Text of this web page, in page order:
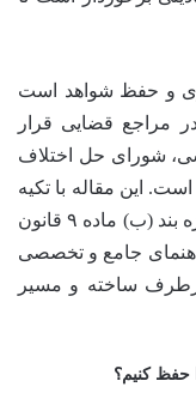
و حفظ شواهد است
مراجع قضایی قرار
شورای حل اختلاف
این مقاله با تکیه
بر تحلیل دقیق مواد قانونی مربوطه، به ویژه بند (ب) ماده ۹ قانون
جامع و تخصصی
برطرف ساخته و مسیر
حفظ کنیم؟